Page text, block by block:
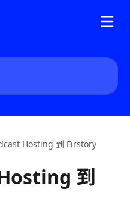
Hosting 到 Firstory
到